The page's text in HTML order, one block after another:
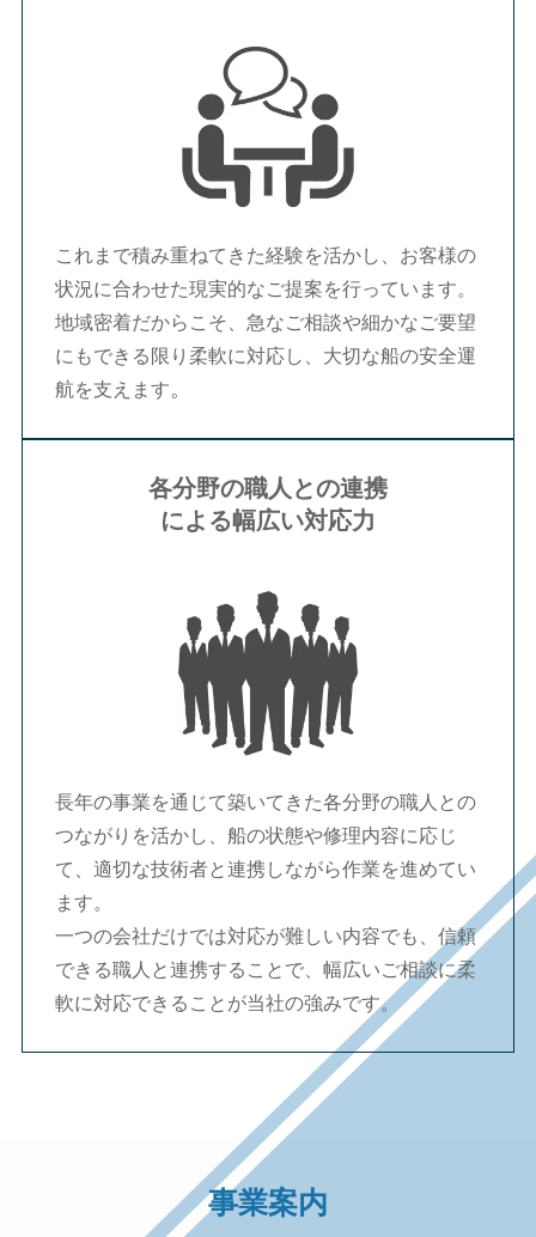
これまで積み重ねてきた経験を活かし、お客様の
状況に合わせた現実的なご提案を行っています。
地域密着だからこそ、急なご相談や細かなご要望
にもできる限り柔軟に対応し、大切な船の安全運
航を支えます。
各分野の職人との連携
による幅広い対応力
長年の事業を通じて築いてきた各分野の職人との
つながりを活かし、船の状態や修理内容に応じ
て、適切な技術者と連携しながら作業を進めてい
ます。
一つの会社だけでは対応が難しい内容でも、信頼
できる職人と連携することで、幅広いご相談に柔
軟に対応できることが当社の強みです。
事業案内